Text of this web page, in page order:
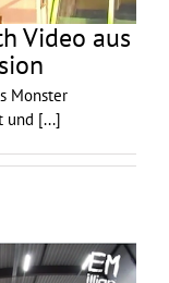
Video aus
Monster
und [...]